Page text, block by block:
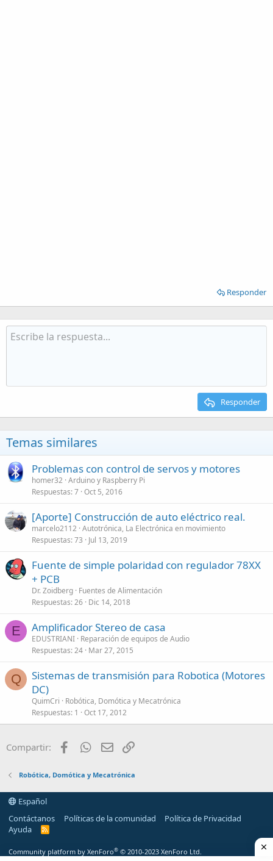
Responder
Responder
Temas similares
Problemas con control de servos y motores
homer32 Arduino y Raspberry Pi
Respuestas 7 Oct 5, 2016
[Aporte] Construcción de auto eléctrico real.
marcelo2112 Autotrónica, La Electrónica en movimiento
Respuestas 73 Jul 13, 2019
Fuente de simple polaridad con regulador 78XX
+ PCB
Dr. Zoidberg Fuentes de Alimentación
Respuestas 26 Dic 14, 2018
E Amplificador Stereo de casa
EDUSTRIANI Reparación de equipos de Audio
Respuestas 24 Mar 27, 2015
Q
Sistemas de transmisión para Robotica (Motores
DC)
QuimCri
Robótica, Domótica y Mecatrónica
Respuestas 1 Oct 17, 2012
Compartir: FacebookWhatsApp
Email
Robótica, Domótica y Mecatrónica
Español
Contáctanos
Políticas de la comunidad
Política de Privacidad
Ayuda
R
Community platform by XenForo® © 2010-2023 XenForo Ltd.